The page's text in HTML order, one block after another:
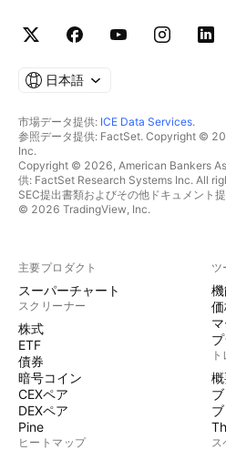
日本語
市場データ提供: ICE Data Services.
参照データ提供: FactSet. Copyright ©
Inc.
Copyright © 2026, American Bankers
供: FactSet Research Systems Inc. All
SEC提出書類およびその他ドキュメント
© 2026 TradingView, Inc.
主要プロダクト
スーパーチャート
スクリーナー
株式
ETF
債券
暗号コイン
CEXペア
DEXペア
Pine
ヒートマップ
ツ
ス